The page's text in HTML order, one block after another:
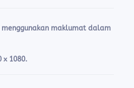
menggunakan maklumat dalam
x 1080.